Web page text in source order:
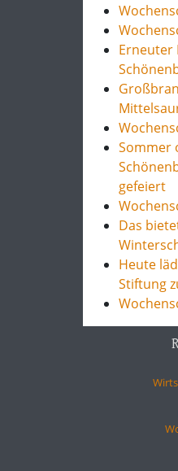
Erneuter
Sommer
gefeiert
Das
Heute
Stiftung